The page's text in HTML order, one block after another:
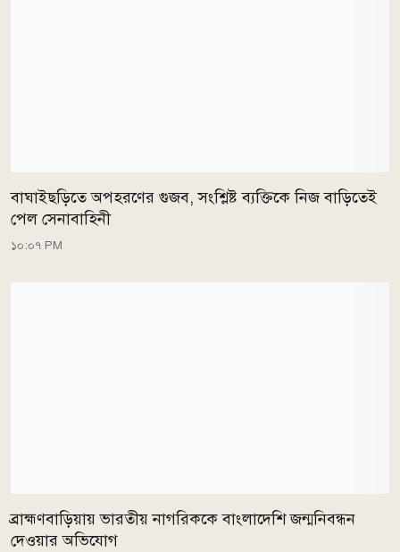
বাঘাইছড়িতে অপহরণের গুজব, সংশ্লিষ্ট ব্যক্তিকে নিজ বাড়িতেই
পেল সেনাবাহিনী
১০:০৭ PM
ব্রাহ্মণবাড়িয়ায় ভারতীয় নাগরিককে বাংলাদেশি জন্মনিবন্ধন
দেওয়ার অভিযোগ